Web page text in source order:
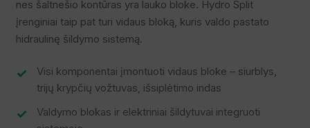
nes šaltnešio kontūras yra lauko bloke. Hydro Split
įrenginiai taip pat turi vidaus bloką, kuris valdo pastato
hidraulinę šildymo sistemą.
Visi komponentai įmontuoti vidaus bloke – siurblys,
trijų krypčių vožtuvas, išsiplėtimo indas
Valdymo blokas ir elektriniai šildytuvai integruoti